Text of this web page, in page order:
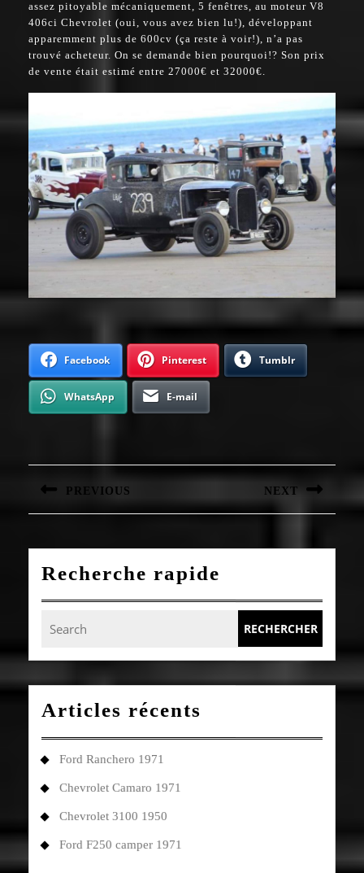
assez pitoyable mécaniquement, 5 fenêtres, au moteur V8
406ci Chevrolet (oui, vous avez bien lu!), développant
apparemment plus de 600cv (ça reste à voir!), n’a pas
trouvé acheteur. On se demande bien pourquoi!? Son prix
de vente était estimé entre 27000€ et 32000€.
Facebook Pinterest Tumblr
WhatsApp E-mail
de
l’articlePREVIOUS NEXT
Recherche rapide
for:
Articles récents
Ford Ranchero 1971
Chevrolet Camaro 1971
Chevrolet 3100 1950
Ford F250 camper 1971